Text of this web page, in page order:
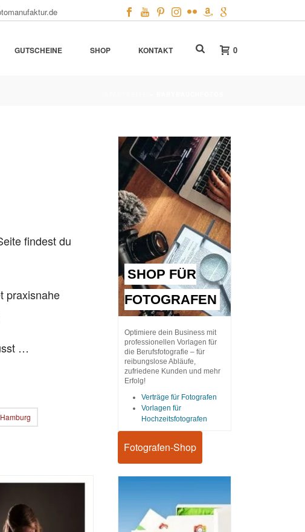
GUTSCHEINE SHOP KONTAKT 0
findest du
praxisnahe
…
SHOP FÜR
FOTOGRAFEN
Optimiere dein Business mit
professionellen Vorlagen für
die Berufsfotografie – für
reibungslose Abläufe,
zufriedene Kunden und mehr
Erfolg!
Verträge für Fotografen
Vorlagen für
Hochzeitsfotografen
Fotografen-Shop